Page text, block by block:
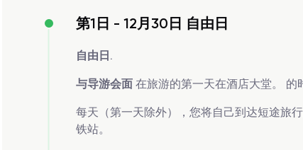
第1日 - 12月30日 自由日
自由日 .
与导游会面 在旅游的第一天在酒店大堂。 的
每天（第一天除外），您将自己到达短途旅
铁站。